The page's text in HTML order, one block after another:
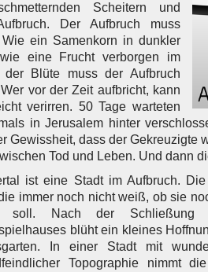
Scheitern und
Der Aufbruch muss
Wie ein Samenkorn in dunkler
eine Frucht verborgen im
der Blüte muss der Aufbruch
vor der Zeit aufbricht, kann
verirren. 50 Tage warteten
in Jerusalem hinter
Gewissheit, dass der Gekreuzigte
Tod und Leben. Und dann
ist eine Stadt im Aufbruch.
immer noch nicht weiß, ob sie
soll. Nach der Schließung
blüht ein kleines
In einer Stadt mit
Topographie nimmt